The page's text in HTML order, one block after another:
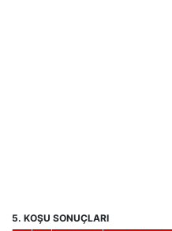
5. KOŞU SONUÇLARI